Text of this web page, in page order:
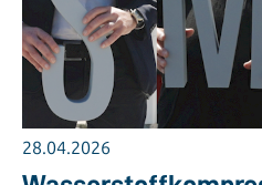
28.04.2026